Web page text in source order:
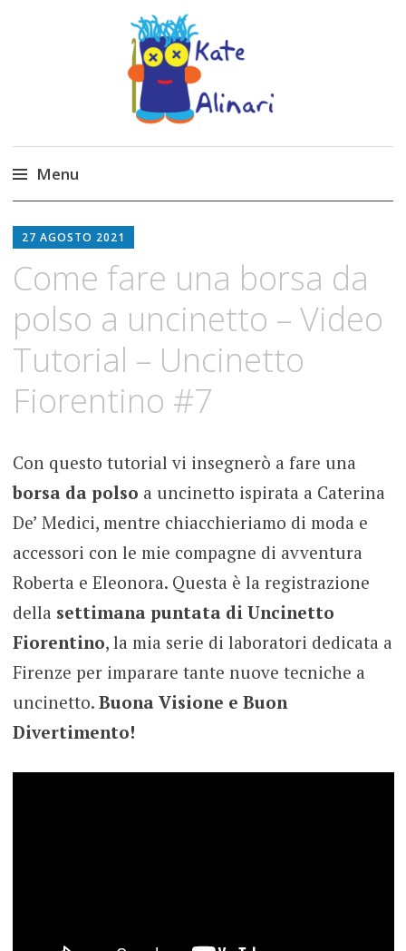
Made by Kate
Kate Alinari, corsi di uncinetto, entusiasmo,
schemi gratuiti, amigurumi, I Balocchi del Tipo
Strano, traduzioni e tanto divertimento!
Menu
to
27 AGOSTO 2021
Come fare una borsa da
polso a uncinetto – Video
Tutorial – Uncinetto
Fiorentino #7
Con questo tutorial vi insegnerò a fare una
borsa da polso a uncinetto ispirata a Caterina
De’ Medici, mentre chiacchieriamo di moda e
accessori con le mie compagne di avventura
Roberta e Eleonora. Questa è la registrazione
della settimana puntata di Uncinetto
Fiorentino, la mia serie di laboratori dedicata a
Firenze per imparare tante nuove tecniche a
uncinetto. Buona Visione e Buon
Divertimento!